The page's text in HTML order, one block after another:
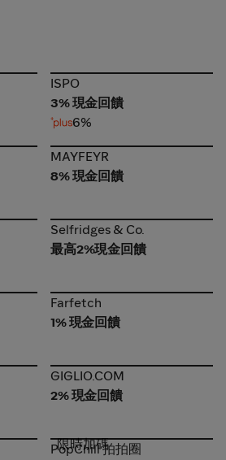
ISPO
ISPO
3% 現金回饋
6%
MAYFEYR
MAYFEYR
8% 現金回饋
Selfridges & Co.
Selfridges & Co.
最高2%現金回饋
Farfetch
Farfetch
1% 現金回饋
GIGLIO.COM
GIGLIO.COM
2% 現金回饋
PopChill 拍拍圈
限時加碼
PopChill 拍拍圈